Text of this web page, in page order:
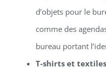
d’objets pour le
comme des
bureau portant
T-shirts et textiles